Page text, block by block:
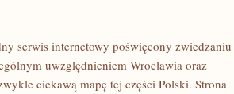
serwis internetowy poświęcony zwiedzaniu
uwzględnieniem Wrocławia oraz
ciekawą mapę tej części Polski. Strona